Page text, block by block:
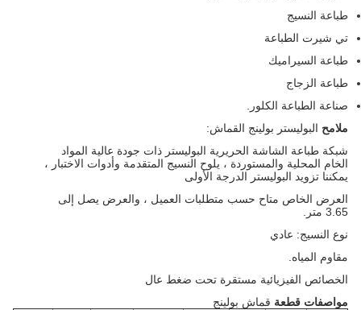
طباعة النسيج
تي شيرت الطباعة
طباعة السيراميك
طباعة الزجاج
صناعة الطباعة الكلور.
ملامحالبوليستر بولينج القماش:
شبكة طباعة الشاشة الحريرية البوليستر ذات جودة عالية المواد
الخام المحلية والمستوردة ، يلوح النسيج المتقدمة وأدوات الاختبار ،
يمكننا تزويد البوليستر الدرجة الأولى
العرض الخاص متاح حسب متطلبات العميل ، والعرض يصل إلى
3.65 متر.
نوع النسيج: عادي
مقاوم المياه.
الخصائص الفيزيائية مستقرة تحت ضغط عال
مواصفات قطعة قماش بولينج